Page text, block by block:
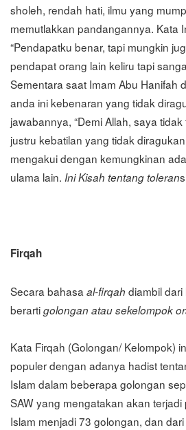
sholeh, rendah hati, ilmu yang
memutlakkan pandangannya. Kata
“Pendapatku benar, tapi mungkin
pendapat orang lain keliru tapi
Sementara saat Imam Abu Hanifah
anda ini kebenaran yang tidak
jawabannya, “Demi Allah, saya
justru kebatilan yang tidak
mengakui dengan kemungkinan
ulama lain. Ini Kisah tentang toleran
Firqah
Secara bahasa al-firqah diambil dari
berartigolongan atau sekelompok
Kata Firqah (Golongan/ Kelompok)
populer dengan adanya hadist
Islam dalam beberapa golongan
SAW yang mengatakan akan
Islam menjadi 73 golongan, dan